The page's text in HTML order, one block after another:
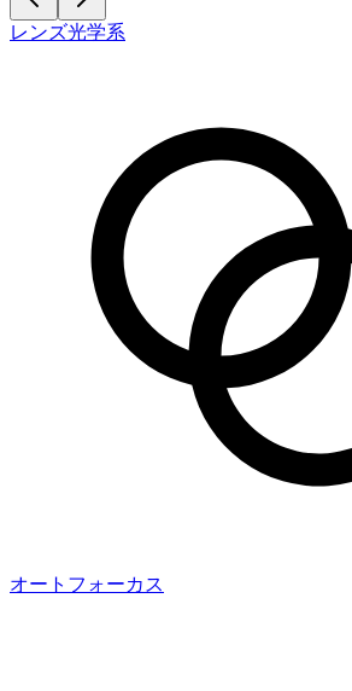
レンズ光学系
オートフォーカス